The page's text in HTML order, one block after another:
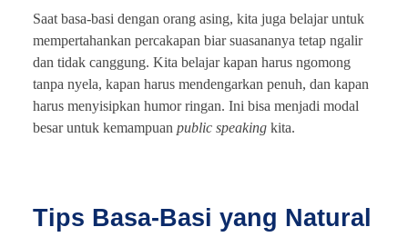
Saat basa-basi dengan orang asing, kita juga belajar untuk
mempertahankan percakapan biar suasananya tetap ngalir
dan tidak canggung. Kita belajar kapan harus ngomong
tanpa nyela, kapan harus mendengarkan penuh, dan kapan
harus menyisipkan humor ringan. Ini bisa menjadi modal
besar untuk kemampuan public speaking kita.
Tips Basa-Basi yang Natural